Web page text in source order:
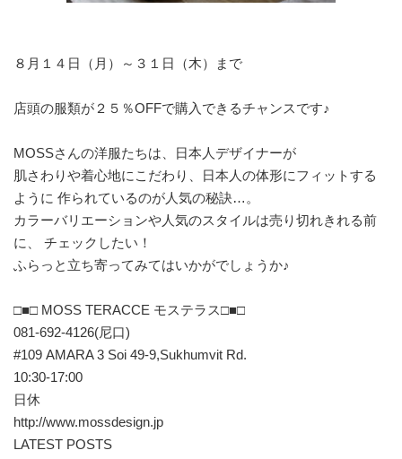
８月１４日（月）～３１日（木）まで
店頭の服類が２５％OFFで購入できるチャンスです♪
MOSSさんの洋服たちは、日本人デザイナーが
肌さわりや着心地にこだわり、日本人の体形にフィットする
ように 作られているのが人気の秘訣…。
カラーバリエーションや人気のスタイルは売り切れきれる前
に、 チェックしたい！
ふらっと立ち寄ってみてはいかがでしょうか♪
□■□ MOSS TERACCE モステラス□■□
081-692-4126(尼口)
#109 AMARA 3 Soi 49-9,Sukhumvit Rd.
10:30-17:00
日休
http://www.mossdesign.jp
LATEST POSTS